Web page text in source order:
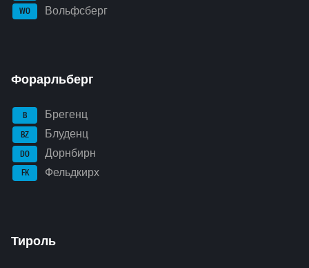
WO Вольфсберг
Форарльберг
B Брегенц
BZ Блуденц
DO Дорнбирн
FK Фельдкирх
Тироль